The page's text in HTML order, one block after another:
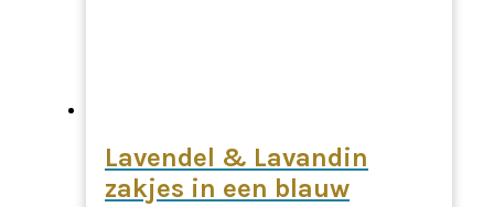
Lavendel & Lavandin
zakjes in een blauw